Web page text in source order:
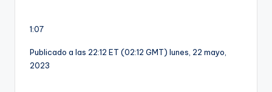
1:07
Publicado a las 22:12 ET (02:12 GMT) lunes, 22 mayo,
2023